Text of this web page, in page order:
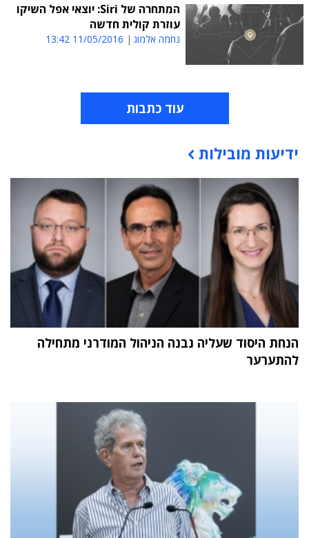
המתחרה של Siri: יוצאי אפל השיקו
עוזרת קולית חדשה
נחמה אלמוג 11/05/2016 13:42
עוד כתבות
תוכן פרסומי
ידיעות מובילות
הנחת היסוד שעליה נבנה הניהול המודרני מתחילה
להתערער